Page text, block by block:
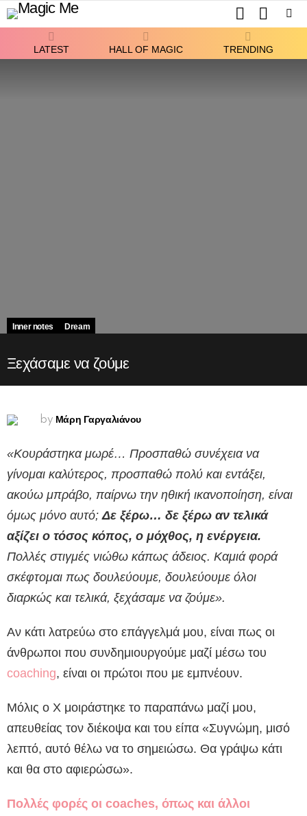
SWITCH
SKIN
LATEST HALL OF MAGIC TRENDING
Inner notes Dream
Ξεχάσαμε να ζούμε
by Μάρη Γαργαλιάνου
«Κουράστηκα μωρέ… Προσπαθώ συνέχεια να
γίνομαι καλύτερος, προσπαθώ πολύ και εντάξει,
ακούω μπράβο, παίρνω την ηθική ικανοποίηση, είναι
όμως μόνο αυτό;Δε ξέρω… δε ξέρω αν τελικά
αξίζει ο τόσος κόπος, ο μόχθος, η ενέργεια.
Πολλές στιγμές νιώθω κάπως άδειος. Καμιά φορά
σκέφτομαι πως δουλεύουμε, δουλεύουμε όλοι
διαρκώς και τελικά, ξεχάσαμε να ζούμε».
Αν κάτι λατρεύω στο επάγγελμά μου, είναι πως οι
άνθρωποι που συνδημιουργούμε μαζί μέσω του
coaching, είναι οι πρώτοι που με εμπνέουν.
Μόλις ο Χ μοιράστηκε το παραπάνω μαζί μου,
απευθείας τον διέκοψα και του είπα «Συγνώμη, μισό
λεπτό, αυτό θέλω να το σημειώσω. Θα γράψω κάτι
και θα στο αφιερώσω».
Πολλές φορές οι coaches, όπως και άλλοι